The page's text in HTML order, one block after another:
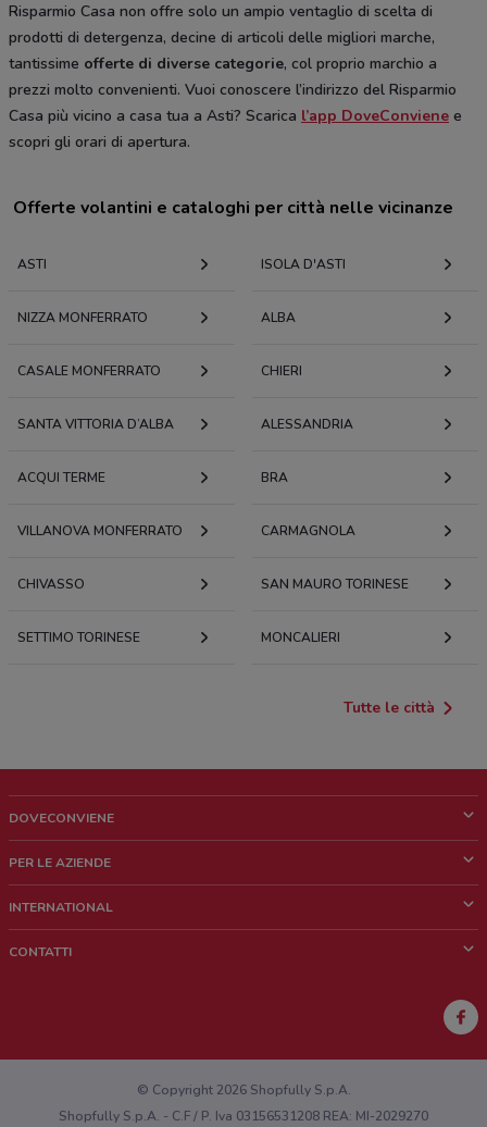
Risparmio Casa non offre solo un ampio ventaglio di scelta di
prodotti di detergenza, decine di articoli delle migliori marche,
tantissime offerte di diverse categorie, col proprio marchio a
prezzi molto convenienti. Vuoi conoscere l’indirizzo del Risparmio
Casa più vicino a casa tua a Asti? Scarica l’app DoveConviene e
scopri gli orari di apertura.
Offerte volantini e cataloghi per città nelle vicinanze
ASTI ISOLA D'ASTI
NIZZA MONFERRATO ALBA
CASALE MONFERRATO CHIERI
SANTA VITTORIA D’ALBA ALESSANDRIA
ACQUI TERME BRA
VILLANOVA MONFERRATO CARMAGNOLA
CHIVASSO SAN MAURO TORINESE
SETTIMO TORINESE MONCALIERI
Tutte le città
DOVECONVIENE
Chi siamo
Lavora con noi
PER LE AZIENDE
Richieste commerciali e marketing
INTERNATIONAL
CONTATTI
Hai un malfunzionamento sul web o sull'app?
© Copyright 2026 Shopfully S.p.A.
Shopfully S.p.A. - C.F / P. Iva 03156531208 REA: MI-2029270